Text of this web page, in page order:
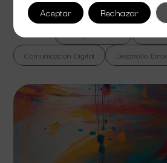
lorem massa vel suspendisse sed bibendum
Comunicación Digital
Desarrollo
Aceptar Rechazar